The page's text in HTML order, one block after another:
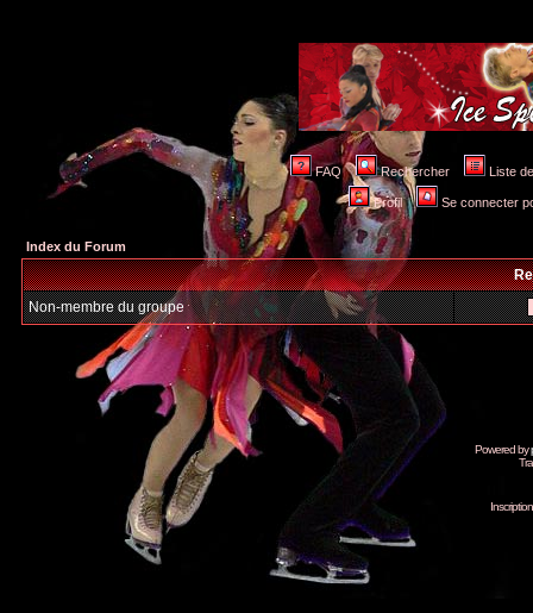
FAQ Rechercher Liste
Profil Se connecter
Index du Forum
Non-membre du groupe
Powered by